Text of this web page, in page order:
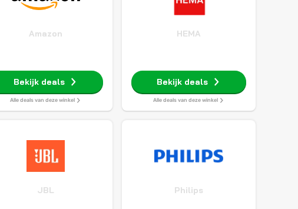
Amazon
Bekijk deals
Alle deals van deze winkel
HEMA
Bekijk deals
Alle deals van deze winkel
JBL Philips